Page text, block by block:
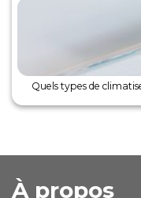
Quels types de
À propos